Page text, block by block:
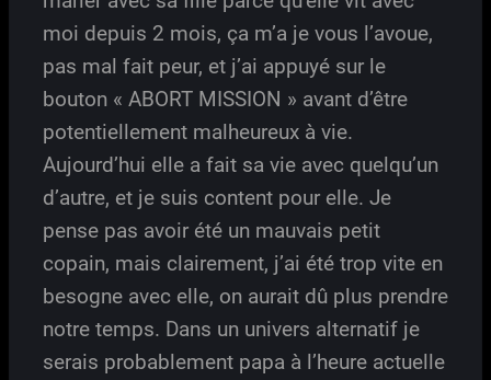
moi depuis 2 mois, ça m’a je vous l’avoue,
pas mal fait peur, et j’ai appuyé sur le
bouton « ABORT MISSION » avant d’être
potentiellement malheureux à vie.
Aujourd’hui elle a fait sa vie avec quelqu’un
d’autre, et je suis content pour elle. Je
pense pas avoir été un mauvais petit
copain, mais clairement, j’ai été trop vite en
besogne avec elle, on aurait dû plus prendre
notre temps. Dans un univers alternatif je
serais probablement papa à l’heure actuelle